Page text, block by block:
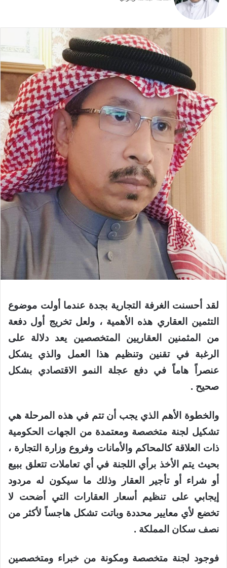
لقد أحسنت الغرفة التجارية بجدة عندما أولت موضوع
التثمين العقاري هذه الأهمية ، ولعل تخريج أول دفعة
من المثمنين العقاريين المتخصصين يعد دلالة على
الرغبة في تقنين وتنظيم هذا العمل والذي يشكل
عنصراً هاماً في دفع عجلة النمو الاقتصادي بشكل
صحيح .
والخطوة الأهم الذي يجب أن تتم في هذه المرحلة هي
تشكيل لجنة متخصصة ومعتمدة من الجهات الحكومية
ذات العلاقة كالمحاكم والأمانات وفروع وزارة التجارة ،
بحيث يتم الأخذ برأي اللجنة في أي تعاملات تتعلق ببيع
أو شراء أو تأجير العقار وذلك ما سيكون له مردود
إيجابي على تنظيم أسعار العقارات التي أضحت لا
تخضع لأي معايير محددة وباتت تشكل هاجساً لأكثر من
نصف سكان المملكة .
فوجود لجنة متخصصة ومكونة من خبراء ومتخصصين